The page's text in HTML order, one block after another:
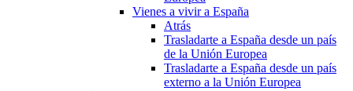
Vienes a vivir a España
Atrás
Trasladarte a España desde un país
de la Unión Europea
Trasladarte a España desde un país
externo a la Unión Europea